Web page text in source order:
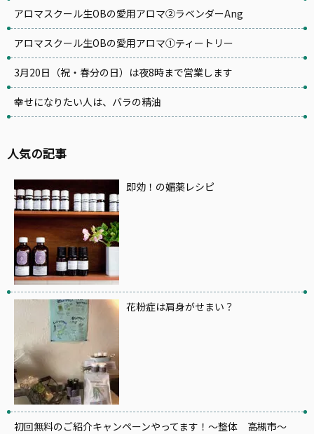
アロマスクール生OBの愛用アロマ②ラベンダーAng
アロマスクール生OBの愛用アロマ①ティートリー
3月20日（祝・春分の日）は夜8時まで営業します
幸せになりたい人は、バラの精油
人気の記事
即効！の媚薬レシピ
花粉症は肩身がせまい？
初回無料のご紹介キャンペーンやってます！～整体 高槻市～